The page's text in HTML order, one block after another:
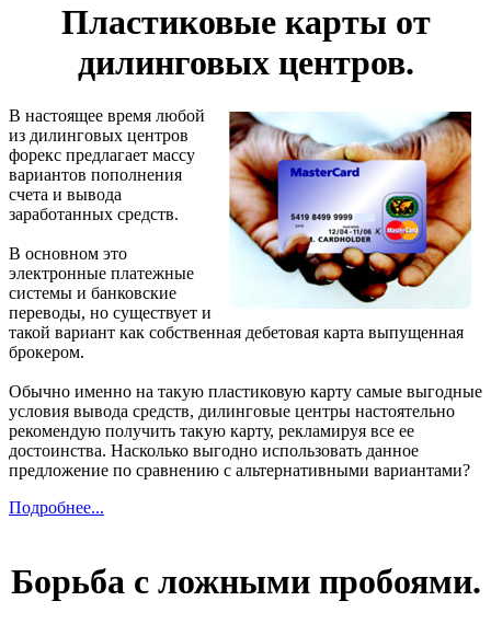
Пластиковые карты от
дилинговых центров.
В настоящее время любой
из дилинговых центров
форекс предлагает массу
вариантов пополнения
счета и вывода
заработанных средств.
В основном это
электронные платежные
системы и банковские
переводы, но существует и
такой вариант как собственная дебетовая карта выпущенная
брокером.
Обычно именно на такую пластиковую карту самые выгодные
условия вывода средств, дилинговые центры настоятельно
рекомендую получить такую карту, рекламируя все ее
достоинства. Насколько выгодно использовать данное
предложение по сравнению с альтернативными вариантами?
Подробнее...
Борьба с ложными пробоями.